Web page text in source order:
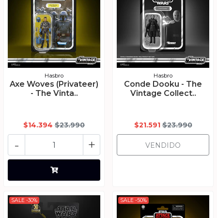
Hasbro
Axe Woves (Privateer)
- The Vinta..
$14.394 $23.990
+
-
Hasbro
Conde Dooku - The
Vintage Collect..
$21.591 $23.990
VENDIDO
SALE -30% SALE -50%